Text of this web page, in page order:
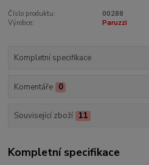
Číslo produktu:
00288
Výrobce:
Paruzzi
Kompletní specifikace
Komentáře 0
Související zboží 11
Kompletní specifikace